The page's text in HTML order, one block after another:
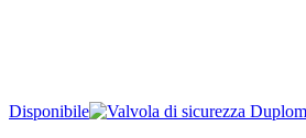
Disponibile